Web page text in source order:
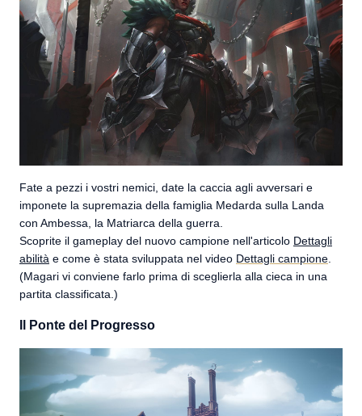
Fate a pezzi i vostri nemici, date la caccia agli avversari e
imponete la supremazia della famiglia Medarda sulla Landa
con Ambessa, la Matriarca della guerra.
Scoprite il gameplay del nuovo campione nell'articolo Dettagli
abilità e come è stata sviluppata nel video Dettagli campione
(Magari vi conviene farlo prima di sceglierla alla cieca in una
partita classificata.)
Il Ponte del Progresso